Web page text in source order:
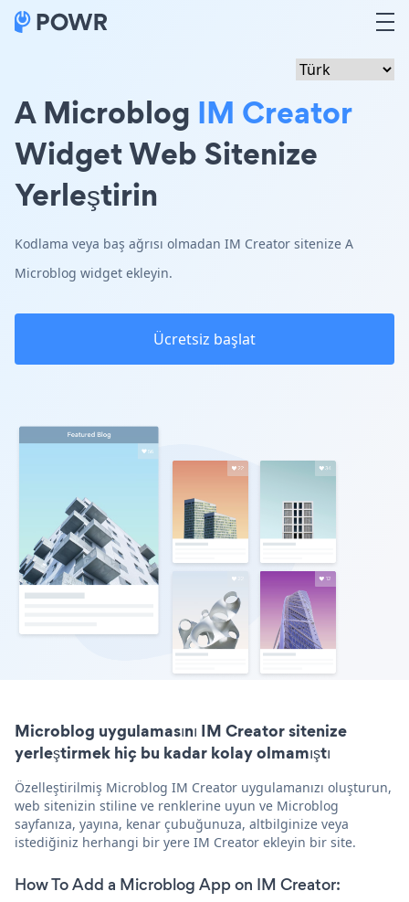
A Microblog IM Creator
Widget Web Sitenize
Yerleştirin
Kodlama veya baş ağrısı olmadan IM Creator sitenize A
Microblog widget ekleyin.
Ücretsiz başlat
Microblog uygulamasını IM Creator sitenize
yerleştirmek hiç bu kadar kolay olmamıştı
Özelleştirilmiş Microblog IM Creator uygulamanızı oluşturun,
web sitenizin stiline ve renklerine uyun ve Microblog
sayfanıza, yayına, kenar çubuğunuza, altbilginize veya
istediğiniz herhangi bir yere IM Creator ekleyin bir site.
How To Add a Microblog App on IM Creator: